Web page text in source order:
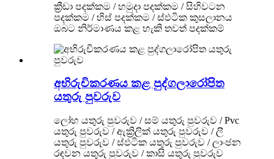
ක්‍රීඩා පදක්කම / හමුදා පදක්කම / සිහිවටන
පදක්කම / හිස් පදක්කම / ස්ඵටික කුසලානය
ඔබට නිර්මාණය කළ හැකි තවත් පදක්කම්
අභිරුචිකරණය කළ පුද්ගලාරෝපිත
යතුරු පුවරුව
ලෝහ යතුරු පුවරුව / සම් යතුරු පුවරුව / Pvc
යතුරු පුවරුව / ඇක්‍රිලික් යතුරු පුවරුව / ලී
යතුරු පුවරුව / ස්ඵටික යතුරු පුවරුව / ලාංඡන
රඳවන යතුරු පුවරුව / කාසි යතුරු පුවරුව